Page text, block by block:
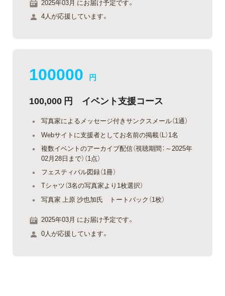
2025年03月 にお届け予定です。
4人が応援しています。
100000 円
100,000 円 イベント支援コース
写真家によるメッセージ付きサンクスメール（1通）
Webサイトに支援者としてお名前の掲載（L）1名
複数イベントのアーカイブ配信（視聴期間：～2025年
02月28日まで）（1点）
フェスティバル図録（1冊）
Tシャツ（3名の写真家より1枚選択）
写真家 上原 沙也加氏 トートバック（1枚）
2025年03月 にお届け予定です。
0人が応援しています。